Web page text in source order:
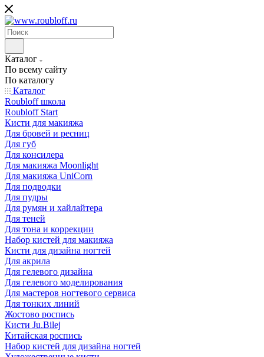
Каталог
По всему сайту
По каталогу
Каталог
Roubloff школа
Roubloff Start
Кисти для макияжа
Для бровей и ресниц
Для губ
Для консилера
Для макияжа Moonlight
Для макияжа UniCorn
Для подводки
Для пудры
Для румян и хайлайтера
Для теней
Для тона и коррекции
Набор кистей для макияжа
Кисти для дизайна ногтей
Для акрила
Для гелевого дизайна
Для гелевого моделирования
Для мастеров ногтевого сервиса
Для тонких линий
Жостово роспись
Кисти Ju.Bilej
Китайская роспись
Набор кистей для дизайна ногтей